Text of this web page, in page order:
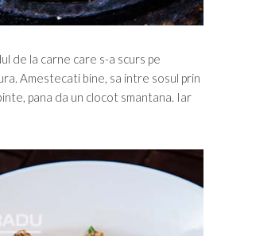
de la carne care s-a scurs pe
Amestecati bine, sa intre sosul prin
pana da un clocot smantana. Iar